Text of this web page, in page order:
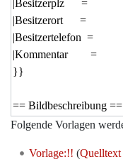
Folgende Vorlagen
Vorlage:!! (Quelltext